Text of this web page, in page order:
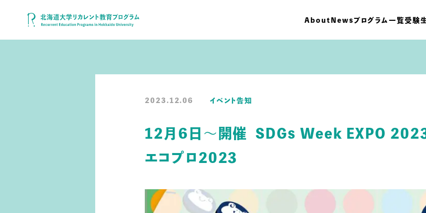
AboutNewsプログラム一覧受験
2023.12.06 イベント告知
12月6日～開催 SDGs Week EXPO
エコプロ2023